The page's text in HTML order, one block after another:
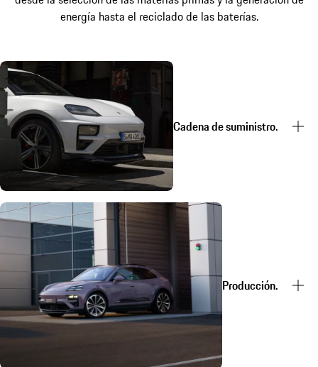
energía hasta el reciclado de las baterías.
Cadena de suministro.
Producción.